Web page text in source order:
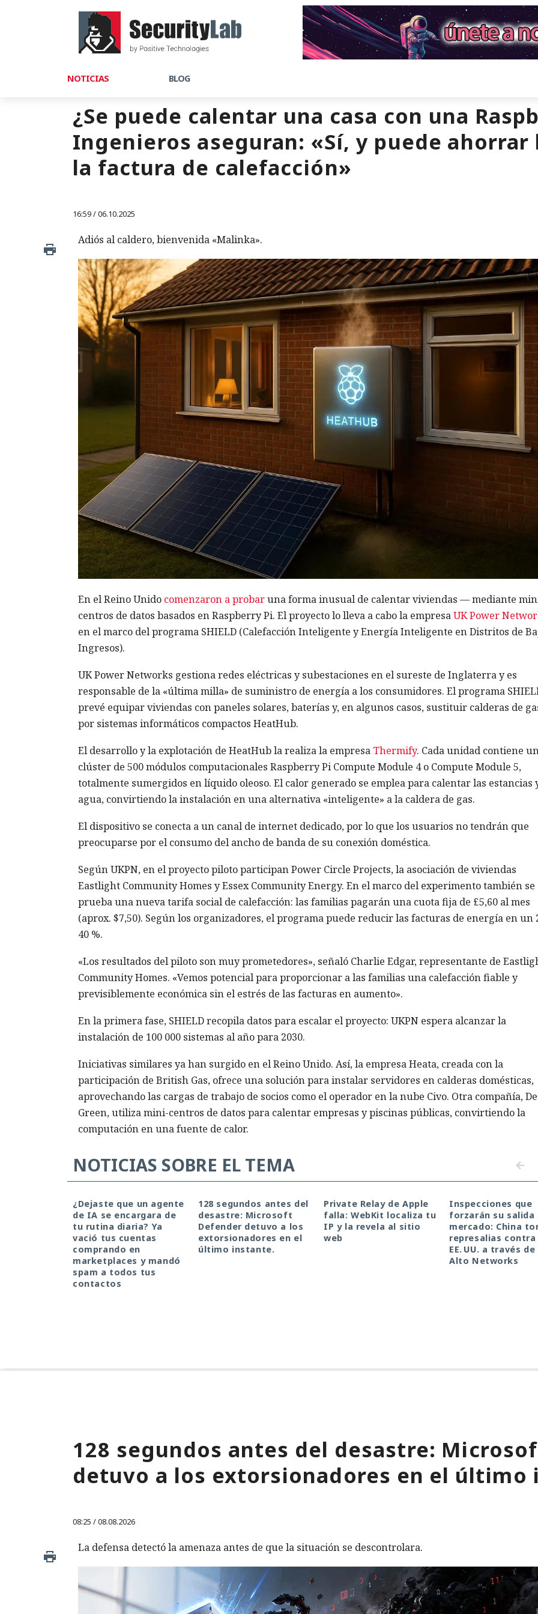
NOTICIAS BLOG
¿Se puede calentar una casa con una
Ingenieros aseguran: «Sí, y puede ahorrar
la factura de calefacción»
16:59 / 06.10.2025
Adiós al caldero, bienvenida «Malinka».
En el Reino Unido comenzaron a probaruna forma inusual de calentar viviendas — mediante
centros de datos basados en Raspberry Pi. El proyecto lo lleva a cabo la empresaUK Power
en el marco del programa SHIELD (Calefacción Inteligente y Energía Inteligente en Distritos de
Ingresos).
UK Power Networks gestiona redes eléctricas y subestaciones en el sureste de Inglaterra y es
responsable de la «última milla» de suministro de energía a los consumidores. El programa
prevé equipar viviendas con paneles solares, baterías y, en algunos casos, sustituir calderas de
por sistemas informáticos compactos HeatHub.
El desarrollo y la explotación de HeatHub la realiza la empresa Thermify. Cada unidad contiene
clúster de 500 módulos computacionales Raspberry Pi Compute Module 4 o Compute Module 5,
totalmente sumergidos en líquido oleoso. El calor generado se emplea para calentar las estancias
agua, convirtiendo la instalación en una alternativa «inteligente» a la caldera de gas.
El dispositivo se conecta a un canal de internet dedicado, por lo que los usuarios no tendrán que
preocuparse por el consumo del ancho de banda de su conexión doméstica.
Según UKPN, en el proyecto piloto participan Power Circle Projects, la asociación de viviendas
Eastlight Community Homes y Essex Community Energy. En el marco del experimento también se
prueba una nueva tarifa social de calefacción: las familias pagarán una cuota fija de £5,60 al mes
(aprox. $7,50). Según los organizadores, el programa puede reducir las facturas de energía en un
40 %.
«Los resultados del piloto son muy prometedores», señaló Charlie Edgar, representante de
Community Homes. «Vemos potencial para proporcionar a las familias una calefacción fiable y
previsiblemente económica sin el estrés de las facturas en aumento».
En la primera fase, SHIELD recopila datos para escalar el proyecto: UKPN espera alcanzar la
instalación de 100 000 sistemas al año para 2030.
Iniciativas similares ya han surgido en el Reino Unido. Así, la empresa Heata, creada con la
participación de British Gas, ofrece una solución para instalar servidores en calderas domésticas,
aprovechando las cargas de trabajo de socios como el operador en la nube Civo. Otra compañía,
Green, utiliza mini-centros de datos para calentar empresas y piscinas públicas, convirtiendo la
computación en una fuente de calor.
NOTICIAS SOBRE EL TEMA
¿Dejaste que un agente
de IA se encargara de
tu rutina diaria? Ya
vació tus cuentas
comprando en
marketplaces y mandó
spam a todos tus
contactos
128 segundos antes del
desastre: Microsoft
Defender detuvo a los
extorsionadores en el
último instante.
Private Relay de Apple
falla: WebKit localiza tu
IP y la revela al sitio
web
Inspecciones que
forzarán su salida
mercado: China
represalias contra
EE. UU. a través de
Alto Networks
128 segundos antes del desastre:
detuvo a los extorsionadores en el último
08:25 / 08.08.2026
La defensa detectó la amenaza antes de que la situación se descontrolara.